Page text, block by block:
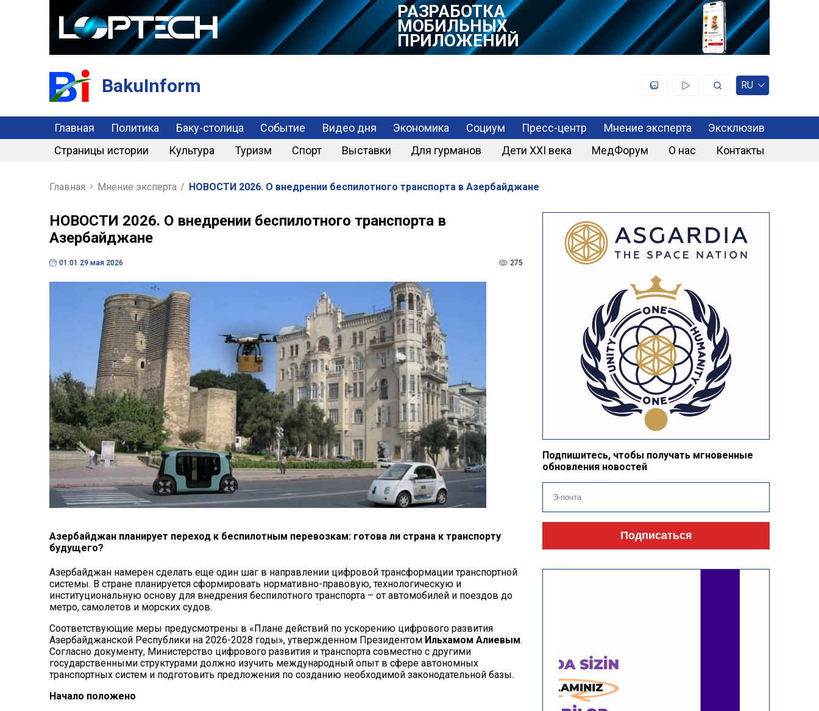
РАЗРАБОТКА
МОБИЛЬНЫХ
ПРИЛОЖЕНИЙ
BakuInform RU
Главная Политика Баку-столица Событие Видео дня Экономика Социум Пресс-центр Мнение эксперта
Эксклюзив
Страницы истории
Культура Туризм Спорт Выставки Для гурманов Дети XXI века МедФорум О нас Контакты
Главная Мнение эксперта / НОВОСТИ 2026. О внедрении беспилотного транспорта в Азербайджане
НОВОСТИ 2026. О внедрении беспилотного транспорта в
Азербайджане
01:01 29 мая 2026 275
Азербайджан планирует переход к беспилотным перевозкам: готова ли страна к транспорту
будущего?
Азербайджан намерен сделать еще один шаг в направлении цифровой трансформации транспортной
системы. В стране планируется сформировать нормативно-правовую, технологическую и
институциональную основу для внедрения беспилотного транспорта – от автомобилей и поездов до
метро, самолетов и морских судов.
Соответствующие меры предусмотрены в «Плане действий по ускорению цифрового развития
Азербайджанской Республики на 2026-2028 годы», утвержденном Президентом Ильхамом Алиевым.
Согласно документу, Министерство цифрового развития и транспорта совместно с другими
государственными структурами должно изучить международный опыт в сфере автономных
транспортных систем и подготовить предложения по созданию необходимой законодательной базы.
Начало положено
Подпишитесь, чтобы получать мгновенные
обновления новостей
Подписаться